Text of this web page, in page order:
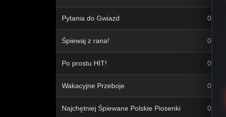
Pytania do Gwiazd 04:00
Śpiewaj z rana! 05:00
Po prostu HIT! 06:00
Wakacyjne Przeboje 07:00
Najchętniej Śpiewane Polskie Piosenki 09:00